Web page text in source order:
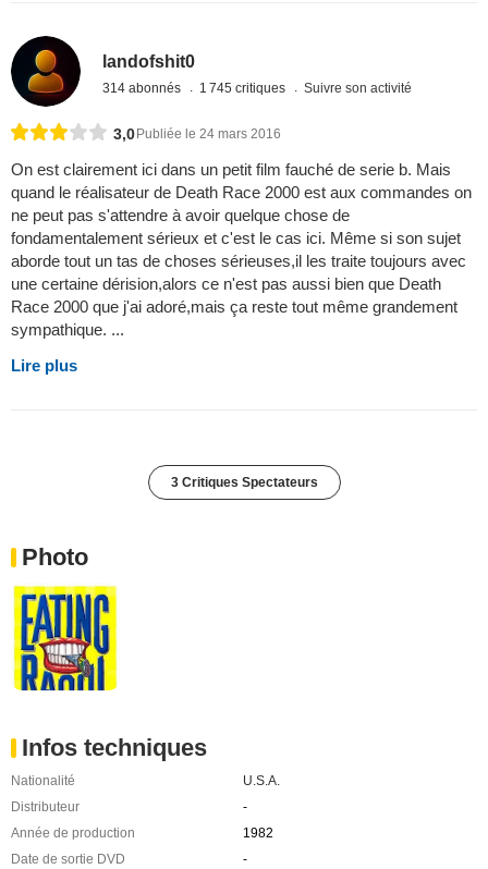
landofshit0
314 abonnés 1 745 critiques Suivre son activité
3,0Publiée le 24 mars 2016
On est clairement ici dans un petit film fauché de serie b. Mais
quand le réalisateur de Death Race 2000 est aux commandes on
ne peut pas s'attendre à avoir quelque chose de
fondamentalement sérieux et c'est le cas ici. Même si son sujet
aborde tout un tas de choses sérieuses,il les traite toujours avec
une certaine dérision,alors ce n'est pas aussi bien que Death
Race 2000 que j'ai adoré,mais ça reste tout même grandement
sympathique. ...
Lire plus
3 Critiques Spectateurs
Photo
Infos techniques
Nationalité
U.S.A.
Distributeur
-
Année de production
1982
Date de sortie DVD
-